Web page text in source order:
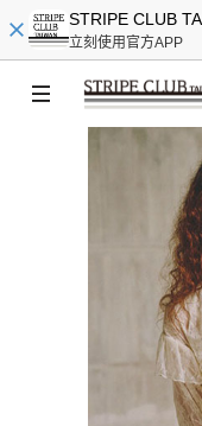
STRIPE CLUB
立刻使用官方APP